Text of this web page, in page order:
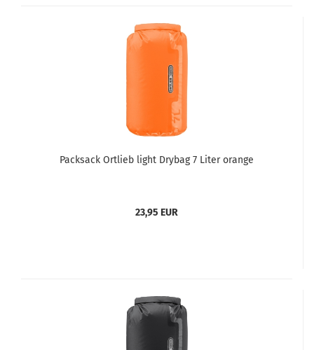
Packsack Ortlieb light Drybag 7 Liter orange
23,95 EUR